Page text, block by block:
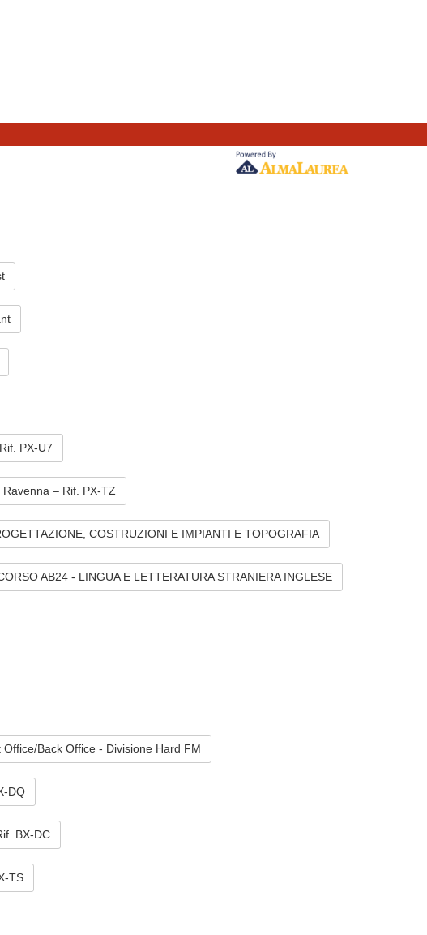
PX-U7
– Rif. PX-TZ
COSTRUZIONI E IMPIANTI E TOPOGRAFIA
AB24 - LINGUA E LETTERATURA STRANIERA INGLESE
Back Office - Divisione Hard FM
DQ
BX-DC
TS